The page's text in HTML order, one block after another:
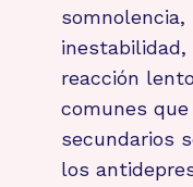
somnolencia,
reacción
comunes
secundarios
los